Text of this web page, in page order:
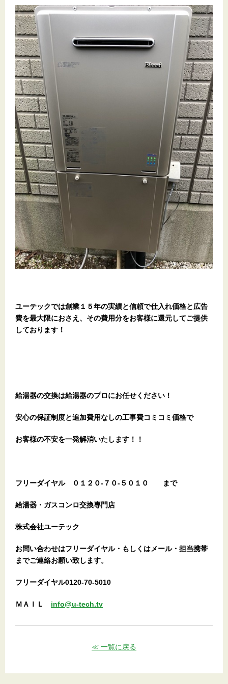
ユーテックでは創業１５年の実績と信頼で仕入れ価格と広告
費を最大限におさえ、その費用分をお客様に還元してご提供
しております！
給湯器の交換は給湯器のプロにお任せください！
安心の保証制度と追加費用なしの工事費コミコミ価格で
お客様の不安を一発解消いたします ！！
フリーダイヤル ０１２０-７０-５０１０ まで
給湯器・ガスコンロ交換専門店
株式会社ユーテック
お問い合わせはフリーダイヤル・もしくはメール・担当携帯
までご連絡お願い致します。
フリーダイヤル0120-70-5010
ＭＡＩＬ info@u-tech.tv
≪ 一覧に戻る